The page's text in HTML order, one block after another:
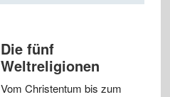
Die fünf
Weltreligionen
Vom Christentum bis zum